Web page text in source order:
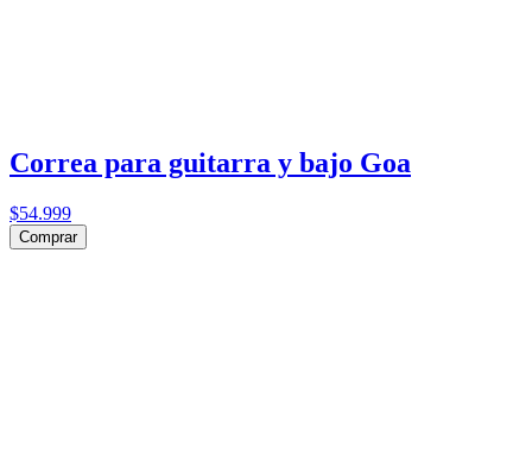
Correa para guitarra y bajo Goa
$54.999
Comprar